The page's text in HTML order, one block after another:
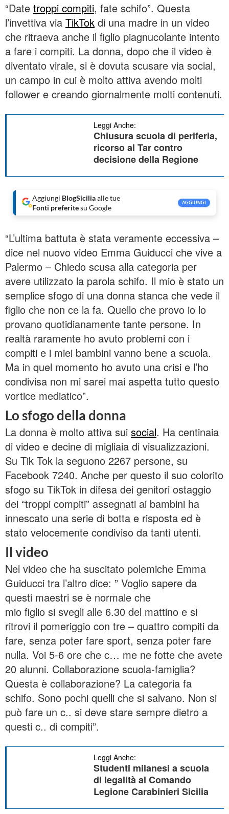
“Date troppi compiti, fate schifo”. Questa
l’invettiva via TikTok di una madre in un video
che ritraeva anche il figlio piagnucolante intento
a fare i compiti. La donna, dopo che il video è
diventato virale, si è dovuta scusare via social,
un campo in cui è molto attiva avendo molti
follower e creando giornalmente molti contenuti.
Leggi Anche:
Chiusura scuola di periferia,
ricorso al Tar contro
decisione della Regione
Aggiungi BlogSiciliaalle tue
Fonti preferitesu Google
AGGIUNGI
“L’ultima battuta è stata veramente eccessiva –
dice nel nuovo video Emma Guiducci che vive a
Palermo – Chiedo scusa alla categoria per
avere utilizzato la parola schifo. Il mio è stato un
semplice sfogo di una donna stanca che vede il
figlio che non ce la fa. Quello che provo io lo
provano quotidianamente tante persone. In
realtà raramente ho avuto problemi con i
compiti e i miei bambini vanno bene a scuola.
Ma in quel momento ho avuto una crisi e l’ho
condivisa non mi sarei mai aspetta tutto questo
vortice mediatico”.
Lo sfogo della donna
La donna è molto attiva sui social. Ha centinaia
di video e decine di migliaia di visualizzazioni.
Su Tik Tok la seguono 2267 persone, su
Facebook 7240. Anche per questo il suo colorito
sfogo su TikTok in difesa dei genitori ostaggio
dei “troppi compiti” assegnati ai bambini ha
innescato una serie di botta e risposta ed è
stato velocemente condiviso da tanti utenti.
Il video
Nel video che ha suscitato polemiche Emma
Guiducci tra l’altro dice: ” Voglio sapere da
questi maestri se è normale che
mio figlio si svegli alle 6.30 del mattino e si
ritrovi il pomeriggio con tre – quattro compiti da
fare, senza poter fare sport, senza poter fare
nulla. Voi 5-6 ore che c… me ne fotte che avete
20 alunni. Collaborazione scuola-famiglia?
Questa è collaborazione? La categoria fa
schifo. Sono pochi quelli che si salvano. Non si
può fare un c.. si deve stare sempre dietro a
questi c.. di compiti”.
Leggi Anche:
Studenti milanesi a scuola
di legalità al Comando
Legione Carabinieri Sicilia